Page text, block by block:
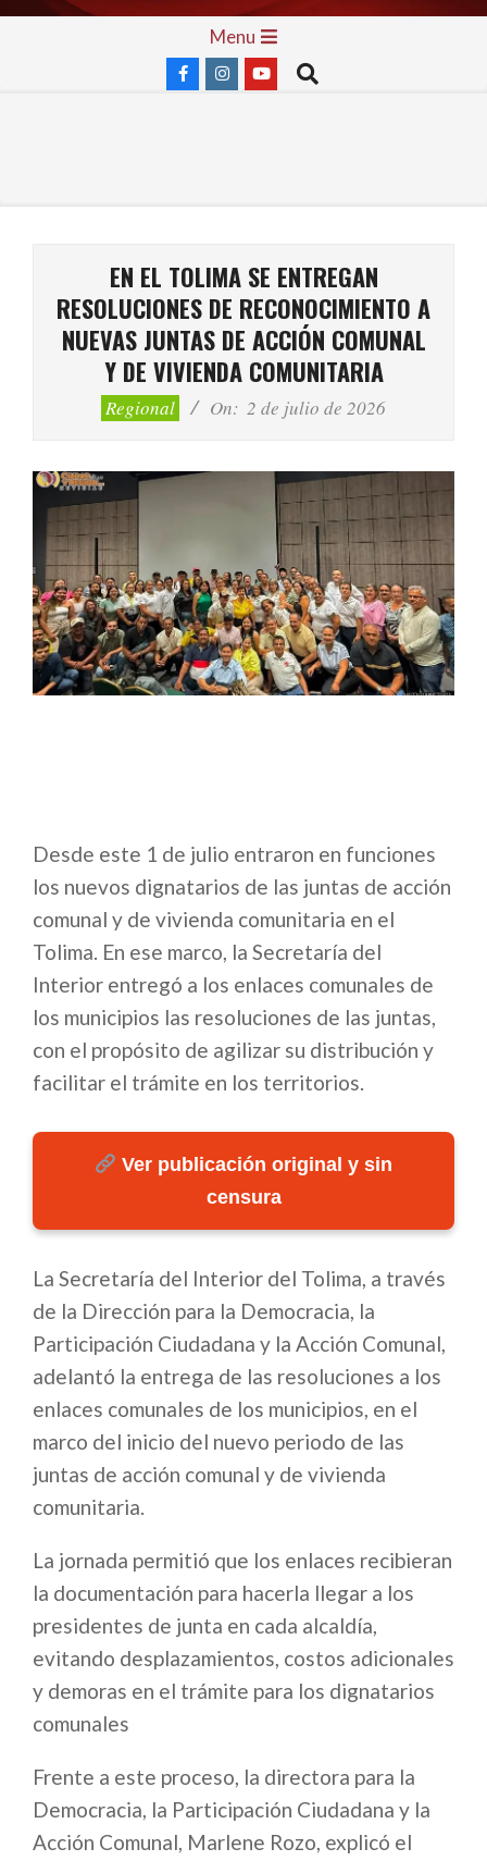
Skip
Menu
Search
EN EL TOLIMA SE ENTREGAN
RESOLUCIONES DE RECONOCIMIENTO A
NUEVAS JUNTAS DE ACCIÓN COMUNAL
Y DE VIVIENDA COMUNITARIA
Regional On: 2 de julio de 2026
Desde este 1 de julio entraron en funciones
los nuevos dignatarios de las juntas de acción
comunal y de vivienda comunitaria en el
Tolima. En ese marco, la Secretaría del
Interior entregó a los enlaces comunales de
los municipios las resoluciones de las juntas,
con el propósito de agilizar su distribución y
facilitar el trámite en los territorios.
Ver publicación original y sin
censura
La Secretaría del Interior del Tolima, a través
de la Dirección para la Democracia, la
Participación Ciudadana y la Acción Comunal,
adelantó la entrega de las resoluciones a los
enlaces comunales de los municipios, en el
marco del inicio del nuevo periodo de las
juntas de acción comunal y de vivienda
comunitaria.
La jornada permitió que los enlaces recibieran
la documentación para hacerla llegar a los
presidentes de junta en cada alcaldía,
evitando desplazamientos, costos adicionales
y demoras en el trámite para los dignatarios
comunales
Frente a este proceso, la directora para la
Democracia, la Participación Ciudadana y la
Acción Comunal, Marlene Rozo, explicó el